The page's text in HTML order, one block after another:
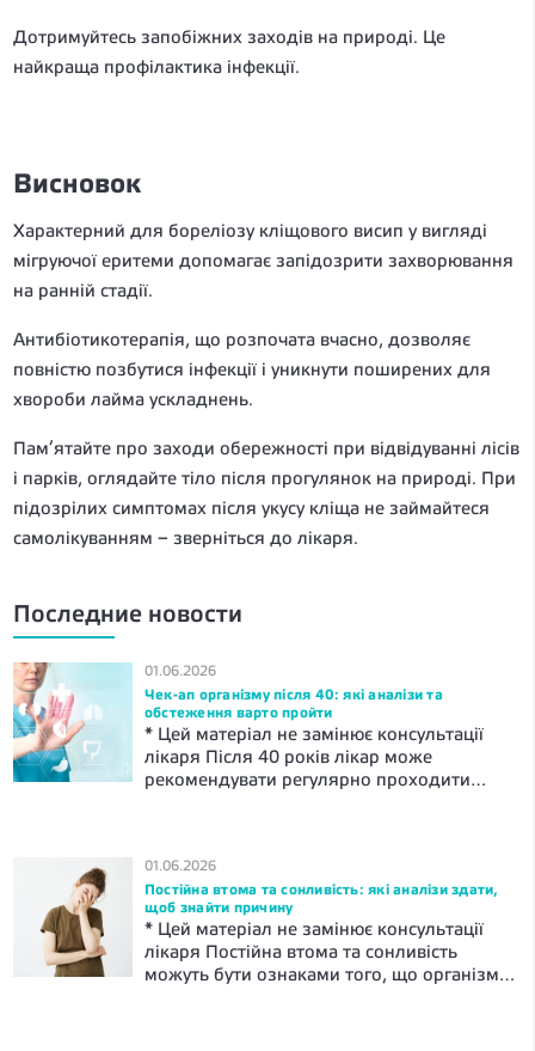
Дотримуйтесь запобіжних заходів на природі. Це
найкраща профілактика інфекції.
Висновок
Характерний для бореліозу кліщового висип у вигляді
мігруючої еритеми допомагає запідозрити захворювання
на ранній стадії.
Антибіотикотерапія, що розпочата вчасно, дозволяє
повністю позбутися інфекції і уникнути поширених для
хвороби лайма ускладнень.
Пам’ятайте про заходи обережності при відвідуванні лісів
і парків, оглядайте тіло після прогулянок на природі. При
підозрілих симптомах після укусу кліща не займайтеся
самолікуванням – зверніться до лікаря.
Последние новости
01.06.2026
Чек-ап організму після 40: які аналізи та
обстеження варто пройти
* Цей матеріал не замінює консультації
лікаря Після 40 років лікар може
рекомендувати регулярно проходити
судинних захворювань.За показаннями
можуть бути призначені лабораторні
дослідження: загальний та біохімічний
аналіз крові, перевірка рівня глюкози та
холестерину. Інші обстеження
призначаються індивідуально — з
01.06.2026
Постійна втома та сонливість: які аналізи здати,
щоб знайти причину
* Цей матеріал не замінює консультації
лікаря Постійна втома та сонливість
можуть бути ознаками того, що організму